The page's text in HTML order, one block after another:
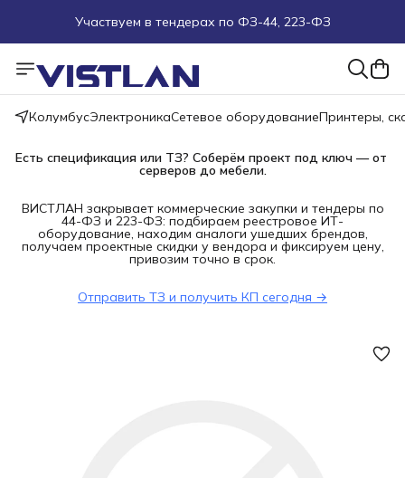
Участвуем в тендерах по ФЗ-44, 223-ФЗ
Поможем подобрать оборудование под ТЗ
Пуско-наладочные работы
Пришлите запрос на e-mail или в чат
КолумбусЭлектроникаСетевое оборудованиеПринтеры,
Есть спецификация или ТЗ? Соберём проект под ключ — от
серверов до мебели.
ВИСТЛАН закрывает коммерческие закупки и тендеры по
44-ФЗ и 223-ФЗ: подбираем реестровое ИТ-
оборудование, находим аналоги ушедших брендов,
получаем проектные скидки у вендора и фиксируем цену,
привозим точно в срок.
Отправить ТЗ и получить КП сегодня →